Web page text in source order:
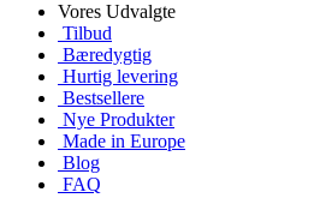
Vores Udvalgte
Tilbud
Bæredygtig
Hurtig levering
Bestsellere
Nye Produkter
Made in Europe
Blog
FAQ